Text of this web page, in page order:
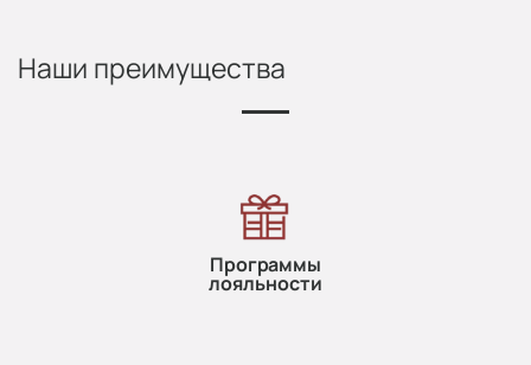
Наши преимущества
Программы
лояльности